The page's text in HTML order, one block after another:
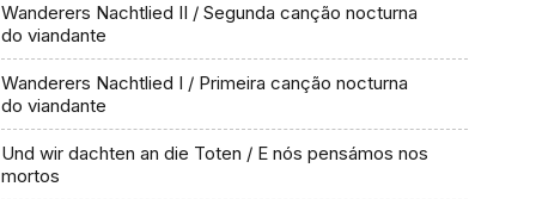
Wanderers Nachtlied II / Segunda canção nocturna
do viandante
Wanderers Nachtlied I / Primeira canção nocturna
do viandante
Und wir dachten an die Toten / E nós pensámos nos
mortos